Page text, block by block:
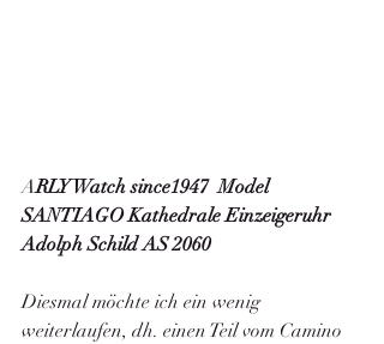
ARLY Watch since1947  Model
SANTIAGO Kathedrale Einzeigeruhr
Adolph Schild AS 2060
Diesmal möchte ich ein wenig
weiterlaufen, dh. einen Teil vom Camino